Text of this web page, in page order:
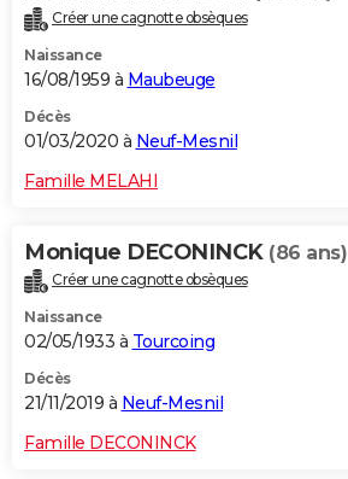
Créer une cagnotte obsèques
Naissance
16/08/1959 à Maubeuge
Décès
01/03/2020 à Neuf-Mesnil
Famille MELAHI
Monique DECONINCK (86 ans)
Créer une cagnotte obsèques
Naissance
02/05/1933 à Tourcoing
Décès
21/11/2019 à Neuf-Mesnil
Famille DECONINCK